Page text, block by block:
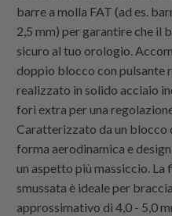
barre a molla FAT (ad es.
2,5 mm) per garantire che il
sicuro al tuo orologio.
doppio blocco con pulsante
realizzato in solido acciaio
fori extra per una
Caratterizzato da un blocco
forma aerodinamica e
un aspetto più massiccio.
smussata è ideale per
approssimativo di 4,0 - 5,0